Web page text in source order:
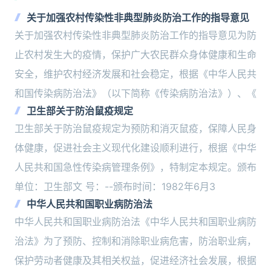
关于加强农村传染性非典型肺炎防治工作的指导意见
关于加强农村传染性非典型肺炎防治工作的指导意见为防
止农村发生大的疫情，保护广大农民群众身体健康和生命
安全，维护农村经济发展和社会稳定，根据《中华人民共
和国传染病防治法》（以下简称《传染病防治法》）、《
卫生部关于防治鼠疫规定
卫生部关于防治鼠疫规定为预防和消灭鼠疫，保障人民身
体健康，促进社会主义现代化建设顺利进行，根据《中华
人民共和国急性传染病管理条例》，特制定本规定。颁布
单位：卫生部文 号：--颁布时间：1982年6月3
中华人民共和国职业病防治法
中华人民共和国职业病防治法《中华人民共和国职业病防
治法》为了预防、控制和消除职业病危害，防治职业病，
保护劳动者健康及其相关权益，促进经济社会发展，根据